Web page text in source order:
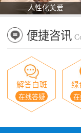
人性化关爱
便捷咨讯
解答白斑
在线答疑
绿